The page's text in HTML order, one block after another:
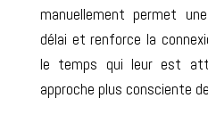
manuellement permet
délai et renforce la
le temps qui leur est
approche plus consciente